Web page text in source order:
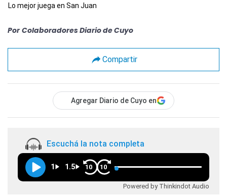
Lo mejor juega en San Juan
Por Colaboradores Diario de Cuyo
Compartir
Agregar Diario de Cuyo en
Escuchá la nota completa
1 1.5 10 10
Powered by Thinkindot Audio